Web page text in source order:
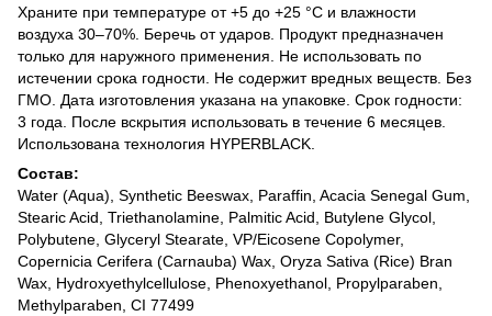
Храните при температуре от +5 до +25 °C и влажности
воздуха 30–70%. Беречь от ударов. Продукт предназначен
только для наружного применения. Не использовать по
истечении срока годности. Не содержит вредных веществ. Без
ГМО. Дата изготовления указана на упаковке. Срок годности:
3 года. После вскрытия использовать в течение 6 месяцев.
Использована технология HYPERBLACK.
Состав:
Water (Aqua), Synthetic Beeswax, Paraffin, Acacia Senegal Gum,
Stearic Acid, Triethanolamine, Palmitic Acid, Butylene Glycol,
Polybutene, Glyceryl Stearate, VP/Eicosene Copolymer,
Copernicia Cerifera (Carnauba) Wax, Oryza Sativa (Rice) Bran
Wax, Hydroxyethylcellulose, Phenoxyethanol, Propylparaben,
Methylparaben, CI 77499